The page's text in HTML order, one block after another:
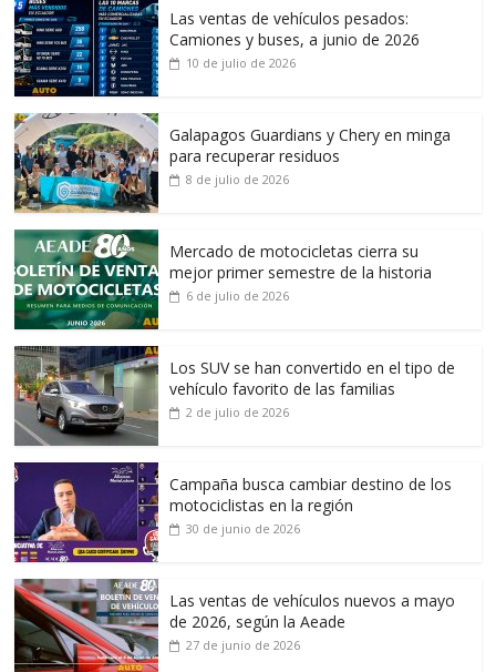
Las ventas de vehículos pesados:
Camiones y buses, a junio de 2026
10 de julio de 2026
Galapagos Guardians y Chery en minga
para recuperar residuos
8 de julio de 2026
Mercado de motocicletas cierra su
mejor primer semestre de la historia
6 de julio de 2026
Los SUV se han convertido en el tipo de
vehículo favorito de las familias
2 de julio de 2026
Campaña busca cambiar destino de los
motociclistas en la región
30 de junio de 2026
Las ventas de vehículos nuevos a mayo
de 2026, según la Aeade
27 de junio de 2026